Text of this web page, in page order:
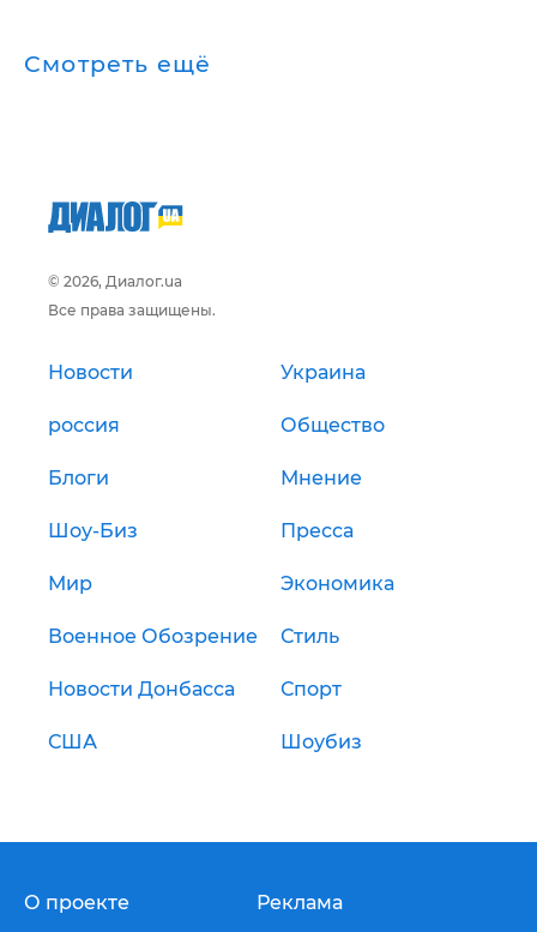
Смотреть ещё
© 2026, Диалог.ua
Все права защищены.
Новости Украина
россия Общество
Блоги Мнение
Шоу-Биз Пресса
Мир Экономика
Военное Обозрение Стиль
Новости Донбасса Спорт
США Шоубиз
О проекте Реклама